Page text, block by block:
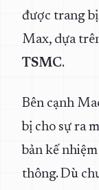
được trang
Max, dựa
TSMC.
Bên cạnh
bị cho sự ra
bản kế
thông. Dù